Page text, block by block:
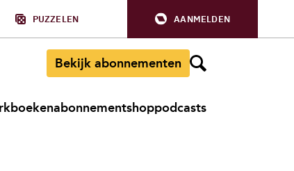
PUZZELEN AANMELDEN
Bekijk abonnementen
abonnementshoppodcasts